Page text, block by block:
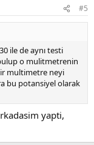
#5
ile de aynı testi
o mulitmetrenin
multimetre neyi
bu potansiyel olarak
yapti,